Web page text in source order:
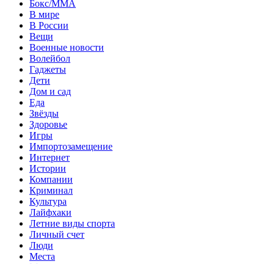
Бокс/MMA
В мире
В России
Вещи
Военные новости
Волейбол
Гаджеты
Дети
Дом и сад
Еда
Звёзды
Здоровье
Игры
Импортозамещение
Интернет
Истории
Компании
Криминал
Культура
Лайфхаки
Летние виды спорта
Личный счет
Люди
Места